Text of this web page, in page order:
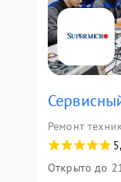
Ремонт
Открыто до